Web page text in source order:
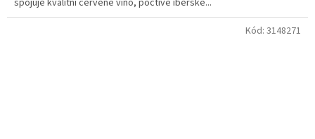
spojuje kvalitní červené víno, poctivé iberské...
Kód: 3148271